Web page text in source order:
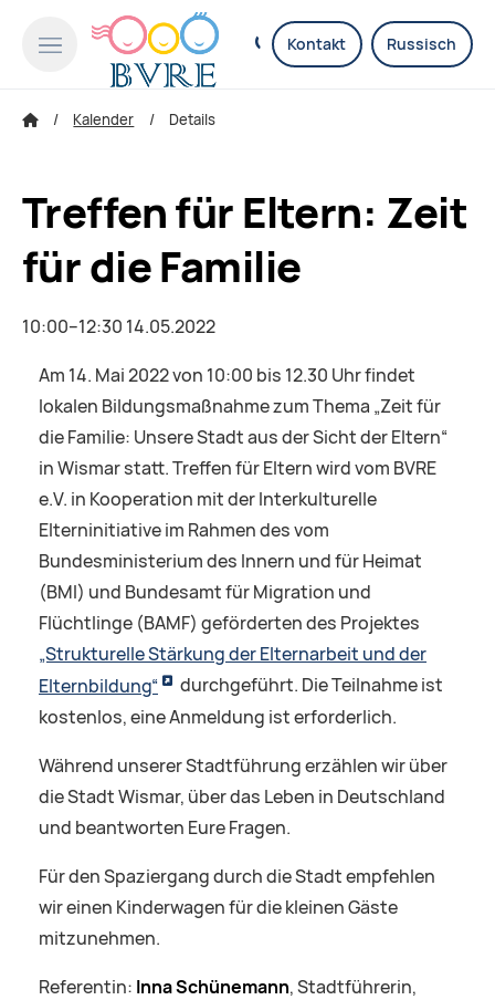
Kontakt Russisch
Kalender Details
Treffen für Eltern: Zeit
für die Familie
10:00–12:30 14.05.2022
Am 14. Mai 2022 von 10:00 bis 12.30 Uhr findet
lokalen Bildungsmaßnahme zum Thema „Zeit für
die Familie: Unsere Stadt aus der Sicht der Eltern“
in Wismar statt. Treffen für Eltern wird vom BVRE
e.V. in Kooperation mit der Interkulturelle
Elterninitiative im Rahmen des vom
Bundesministerium des Innern und für Heimat
(BMI) und Bundesamt für Migration und
Flüchtlinge (BAMF) geförderten des Projektes
„Strukturelle Stärkung der Elternarbeit und der
Elternbildung“
durchgeführt. Die Teilnahme ist
kostenlos, eine Anmeldung ist erforderlich.
Während unserer Stadtführung erzählen wir über
die Stadt Wismar, über das Leben in Deutschland
und beantworten Eure Fragen.
Für den Spaziergang durch die Stadt empfehlen
wir einen Kinderwagen für die kleinen Gäste
mitzunehmen.
Referentin: Inna Schünemann, Stadtführerin,